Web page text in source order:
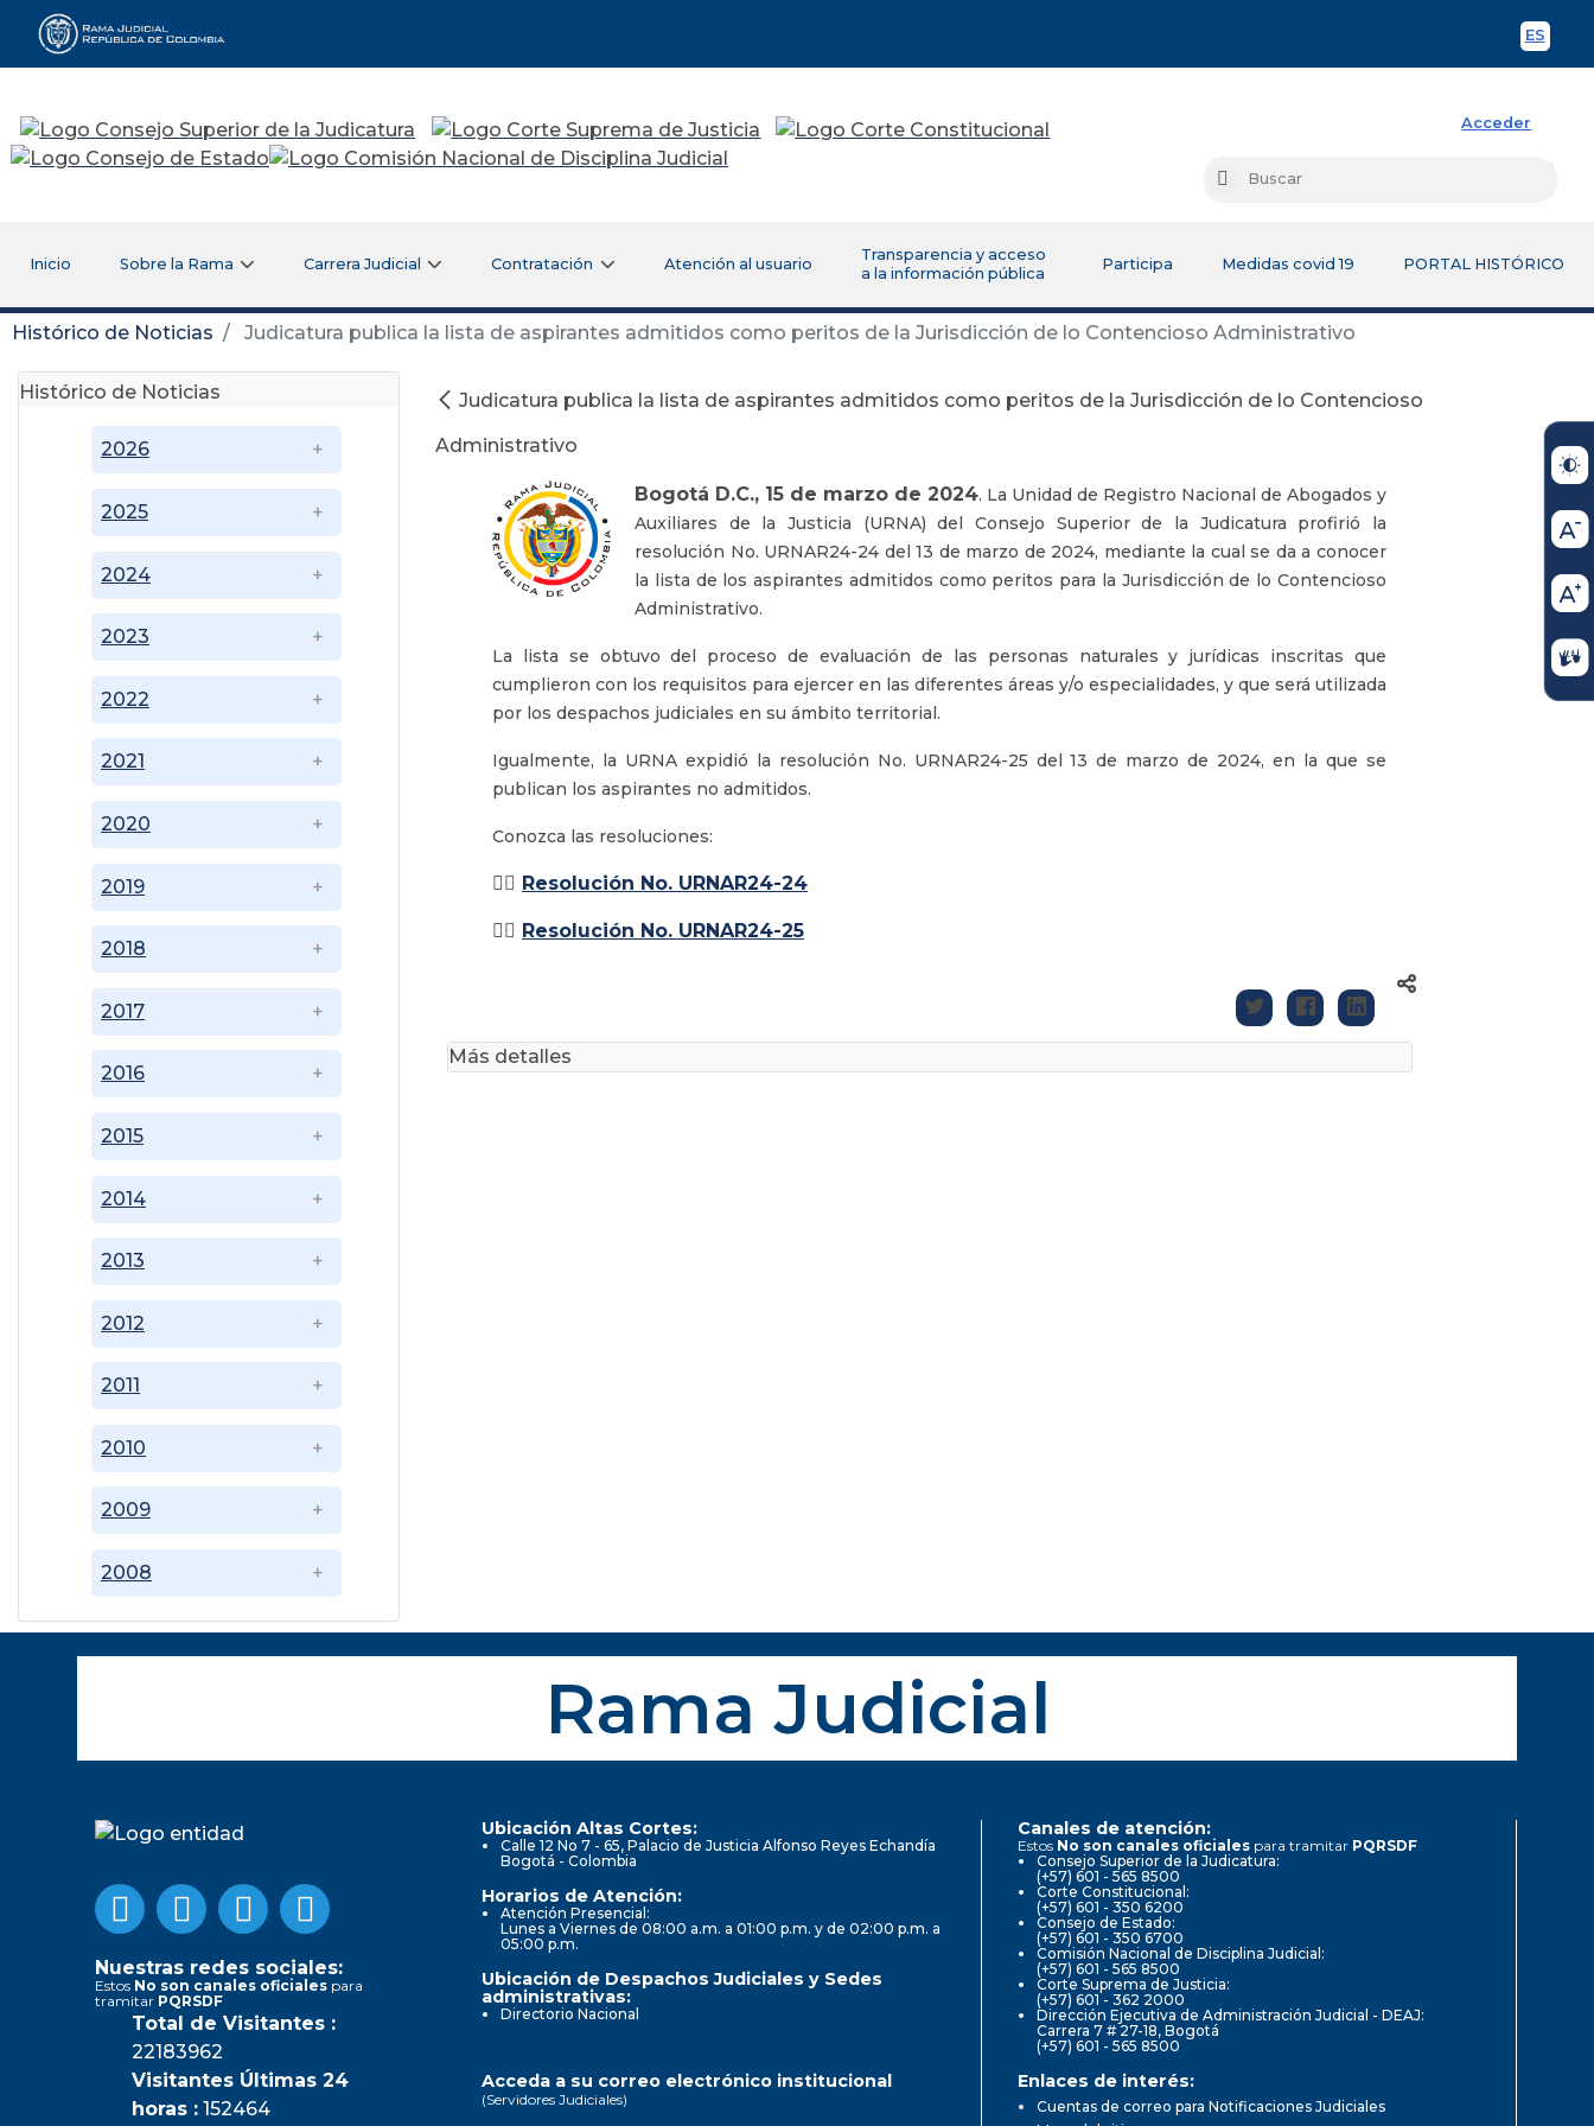
ES
Rama Judicial
Acceder
Buscar
Inicio Sobre la Rama Carrera Judicial Contratación Atención al usuario
Transparencia y acceso
a la información pública
Participa Medidas covid 19 PORTAL HISTÓRICO
Histórico de Noticias Judicatura publica la lista de aspirantes admitidos como peritos de la Jurisdicción de lo Contencioso Administrativo
Histórico de Noticias
2008
2009
2010
2011
2012
2013
2014
2015
2016
2017
2018
2019
2020
2021
2022
2023
2024
2025
2026
Judicatura publica la lista de aspirantes admitidos como peritos de la Jurisdicción de lo Contencioso
Administrativo
Bogotá D.C., 15 de marzo de 2024. La Unidad de Registro Nacional de Abogados y
Auxiliares de la Justicia (URNA) del Consejo Superior de la Judicatura profirió la
resolución No. URNAR24-24 del 13 de marzo de 2024, mediante la cual se da a conocer
la lista de los aspirantes admitidos como peritos para la Jurisdicción de lo Contencioso
Administrativo.
La lista se obtuvo del proceso de evaluación de las personas naturales y jurídicas inscritas que
cumplieron con los requisitos para ejercer en las diferentes áreas y/o especialidades, y que será utilizada
por los despachos judiciales en su ámbito territorial.
Igualmente, la URNA expidió la resolución No. URNAR24-25 del 13 de marzo de 2024, en la que se
publican los aspirantes no admitidos.
Conozca las resoluciones:
👉🏼 Resolución No. URNAR24-24
👉🏼 Resolución No. URNAR24-25
Más detalles
Rama Judicial
Nuestras redes sociales:
Estos No son canales oficiales para
tramitar PQRSDF
Total de Visitantes :
22183962
Visitantes Últimas 24
horas : 152464
Ubicación Altas Cortes:
Calle 12 No 7 - 65, Palacio de Justicia Alfonso Reyes Echandía
Bogotá - Colombia
Horarios de Atención:
Atención Presencial:
Lunes a Viernes de 08:00 a.m. a 01:00 p.m. y de 02:00 p.m. a
05:00 p.m.
Ubicación de Despachos Judiciales y Sedes
administrativas:
Directorio Nacional
Canales de atención:
Estos No son canales oficiales para tramitar PQRSDF
Consejo Superior de la Judicatura:
(+57) 601 - 565 8500
Corte Constitucional:
(+57) 601 - 350 6200
Consejo de Estado:
(+57) 601 - 350 6700
Comisión Nacional de Disciplina Judicial:
(+57) 601 - 565 8500
Corte Suprema de Justicia:
(+57) 601 - 362 2000
Dirección Ejecutiva de Administración Judicial - DEAJ:
Carrera 7 # 27-18, Bogotá
(+57) 601 - 565 8500
Acceda a su correo electrónico institucional
(Servidores Judiciales)
Enlaces de interés:
Cuentas de correo para Notificaciones Judiciales